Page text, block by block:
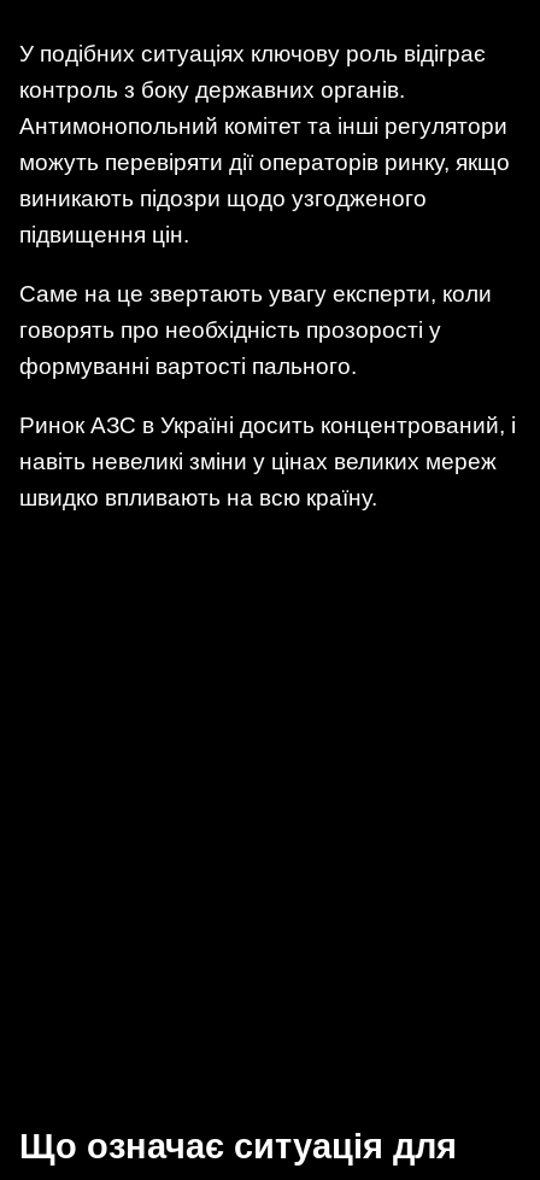
У подібних ситуаціях ключову роль відіграє
контроль з боку державних органів.
Антимонопольний комітет та інші регулятори
можуть перевіряти дії операторів ринку, якщо
виникають підозри щодо узгодженого
підвищення цін.
Саме на це звертають увагу експерти, коли
говорять про необхідність прозорості у
формуванні вартості пального.
Ринок АЗС в Україні досить концентрований, і
навіть невеликі зміни у цінах великих мереж
швидко впливають на всю країну.
Що означає ситуація для